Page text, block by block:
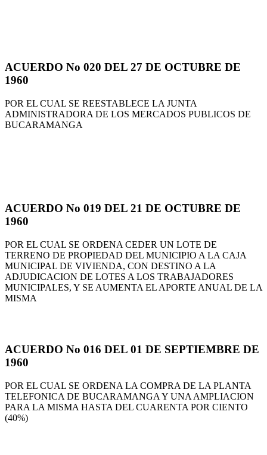
ACUERDO No 020 DEL 27 DE OCTUBRE DE
1960
POR EL CUAL SE REESTABLECE LA JUNTA
ADMINISTRADORA DE LOS MERCADOS PUBLICOS DE
BUCARAMANGA
ACUERDO No 019 DEL 21 DE OCTUBRE DE
1960
POR EL CUAL SE ORDENA CEDER UN LOTE DE
TERRENO DE PROPIEDAD DEL MUNICIPIO A LA CAJA
MUNICIPAL DE VIVIENDA, CON DESTINO A LA
ADJUDICACION DE LOTES A LOS TRABAJADORES
MUNICIPALES, Y SE AUMENTA EL APORTE ANUAL DE LA
MISMA
ACUERDO No 016 DEL 01 DE SEPTIEMBRE DE
1960
POR EL CUAL SE ORDENA LA COMPRA DE LA PLANTA
TELEFONICA DE BUCARAMANGA Y UNA AMPLIACION
PARA LA MISMA HASTA DEL CUARENTA POR CIENTO
(40%)